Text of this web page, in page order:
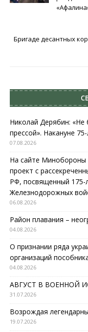
Бригаде десантных
Николай Дерябин: «Не
прессой». Накануне
07.08.2026
На сайте Минобороны
проект с
РФ, посвященный 175-
Железнодорожных
06.08.2026
Район плавания –
04.08.2026
О признании ряда
организаций
04.08.2026
АВГУСТ В ВОЕННОЙ
31.07.2026
Возрождая
19.07.2026